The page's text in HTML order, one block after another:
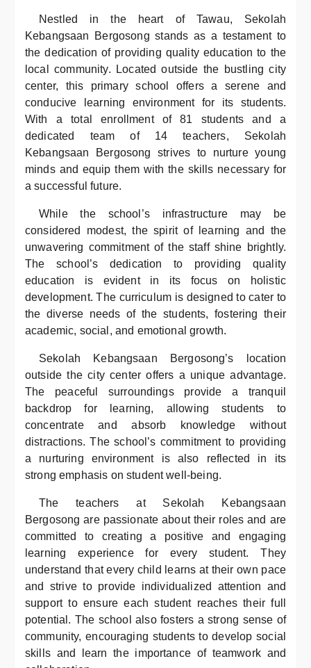
Nestled in the heart of Tawau, Sekolah
Kebangsaan Bergosong stands as a testament to
the dedication of providing quality education to the
local community. Located outside the bustling city
center, this primary school offers a serene and
conducive learning environment for its students.
With a total enrollment of 81 students and a
dedicated team of 14 teachers, Sekolah
Kebangsaan Bergosong strives to nurture young
minds and equip them with the skills necessary for
a successful future.
While the school’s infrastructure may be
considered modest, the spirit of learning and the
unwavering commitment of the staff shine brightly.
The school’s dedication to providing quality
education is evident in its focus on holistic
development. The curriculum is designed to cater to
the diverse needs of the students, fostering their
academic, social, and emotional growth.
Sekolah Kebangsaan Bergosong’s location
outside the city center offers a unique advantage.
The peaceful surroundings provide a tranquil
backdrop for learning, allowing students to
concentrate and absorb knowledge without
distractions. The school’s commitment to providing
a nurturing environment is also reflected in its
strong emphasis on student well-being.
The teachers at Sekolah Kebangsaan
Bergosong are passionate about their roles and are
committed to creating a positive and engaging
learning experience for every student. They
understand that every child learns at their own pace
and strive to provide individualized attention and
support to ensure each student reaches their full
potential. The school also fosters a strong sense of
community, encouraging students to develop social
skills and learn the importance of teamwork and